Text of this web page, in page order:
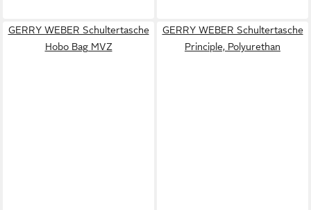
GERRY WEBER Schultertasche
Hobo Bag MVZ
GERRY WEBER Schultertasche
Principle, Polyurethan